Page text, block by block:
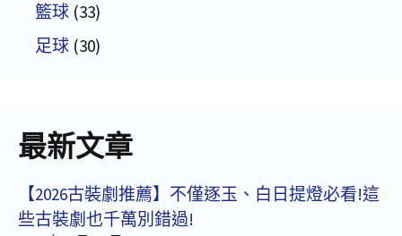
籃球 (33)
足球 (30)
最新文章
【2026古裝劇推薦】不僅逐玉、白日提燈必看!這
些古裝劇也千萬別錯過!